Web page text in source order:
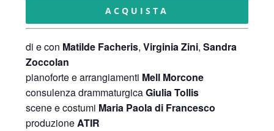
ACQUISTA
di e con Matilde Facheris,Virginia Zini,Sandra
Zoccolan
pianoforte e arrangiamenti Mell Morcone
consulenza drammaturgicaGiulia Tollis
scene e costumi Maria Paola di Francesco
produzioneATIR